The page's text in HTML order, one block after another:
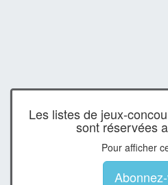
Les listes de jeux-
sont réservées
Pour afficher